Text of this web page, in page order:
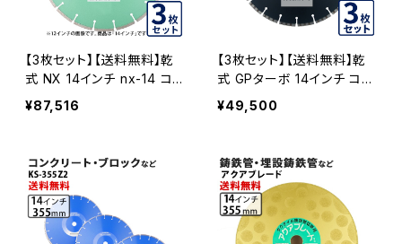
【3枚セット】【送料無料】乾
式 NX 14インチ nx-14 コン
クリート二次製品など セグ
メントタイプ NX-14-03
¥87,516
【3枚セット】【送料無料】乾
式 GPターボ 14インチ コン
クリート二次製品など gpt-
14 GPT-14-03
¥49,500